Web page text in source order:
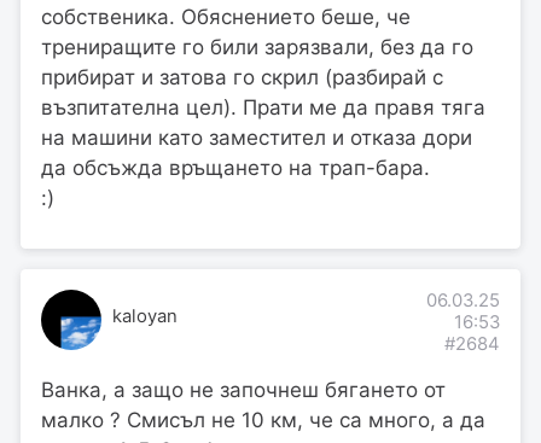
собственика. Обяснението беше, че
трениращите го били зарязвали, без да го
прибират и затова го скрил (разбирай с
възпитателна цел). Прати ме да правя тяга
на машини като заместител и отказа дори
да обсъжда връщането на трап-бара.
:)
kaloyan
06.03.25
16:53
#2684
Ванка, а защо не започнеш бягането от
малко ? Смисъл не 10 км, че са много, а да